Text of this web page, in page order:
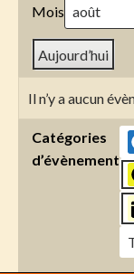
Mois
Aujourd’hui
Il n’y a aucun
Catégories
d’évènement